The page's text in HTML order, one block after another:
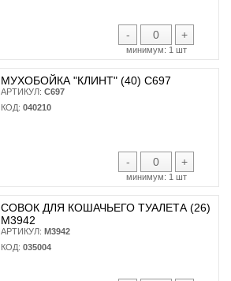
- +
минимум: 1 шт
МУХОБОЙКА "КЛИНТ" (40) С697
АРТИКУЛ: С697
КОД: 040210
- +
минимум: 1 шт
СОВОК ДЛЯ КОШАЧЬЕГО ТУАЛЕТА (26)
М3942
АРТИКУЛ: М3942
КОД: 035004